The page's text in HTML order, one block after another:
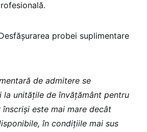
probei suplimentare
de admitere se
la unitățile de învățământ pentru
este mai mare decât
în condițiile mai sus